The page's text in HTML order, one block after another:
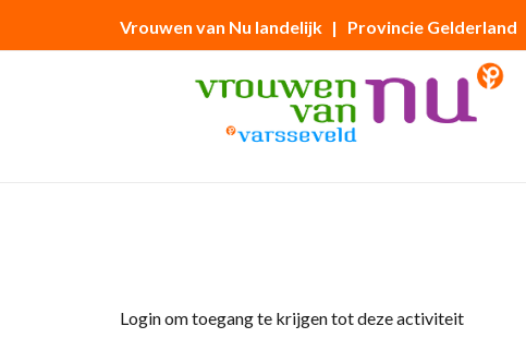
Vrouwen van Nu landelijk | Provincie Gelderland
Login om toegang te krijgen tot deze activiteit